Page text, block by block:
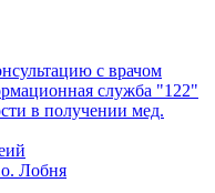
с врачом
служба "122"
в получении мед.
Лобня